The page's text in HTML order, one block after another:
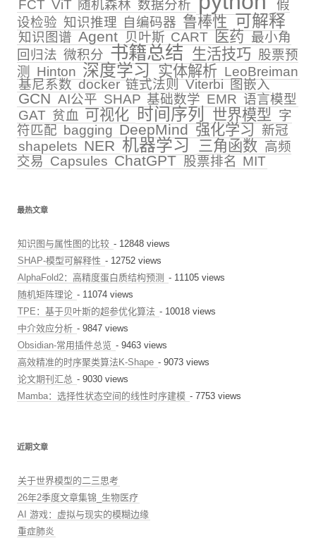
FCT ViT 随机森林 数据分析
假
设检验 知识推理 自编码器 鲁棒性 可解释
知识图谱 Agent 贝叶斯 CART 医药 最小角
回归法 微积分 书籍总结 生活技巧 股票预
测
Hinton 深度学习 实体解析 LeoBreiman
基尼系数docker链式法则Viterbi图嵌入
GCN AI公平 SHAP 基础数学 EMR 语言模型
GAT 贫血 可视化 时间序列 世界模型
字
符匹配
bagging DeepMind强化学习
新冠
shapelets NER 机器学习 三角函数 高频
交易 Capsules ChatGPT 股票排名 MIT
最热文章
知识图与属性图的比较 - 12848 views
SHAP-模型可解释性 - 12752 views
AlphaFold2：高精度蛋白质结构预测 - 11105 views
随机矩阵理论 - 11074 views
TPE：基于贝叶斯的超参优化算法 - 10018 views
中介效应分析 - 9847 views
Obsidian-常用插件总览 - 9463 views
高效精准的时序聚类算法K-Shape - 9073 views
论文期刊汇总 - 9030 views
Mamba：选择性状态空间的线性时序建模 - 7753 views
近期文章
关于世界模型的二三思考
26年2季度文章集锦_生物医疗
AI 游戏：虚拟与现实的模糊边缘
重症肺炎